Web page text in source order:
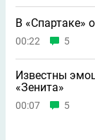
В «Спартаке»
00:22 5
Известны
«Зенита»
00:07 5